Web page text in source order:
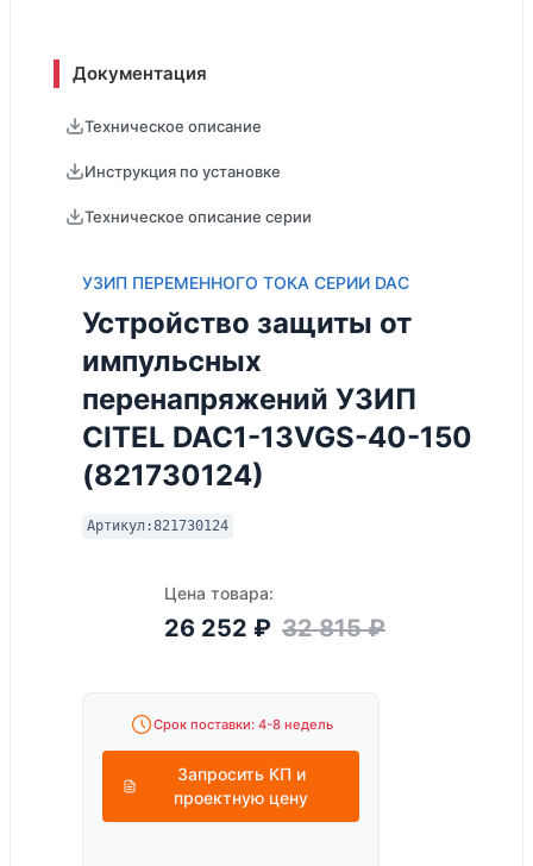
Документация
Техническое описание
Инструкция по установке
Техническое описание серии
УЗИП ПЕРЕМЕННОГО ТОКА СЕРИИ DAC
Устройство защиты от
импульсных
перенапряжений УЗИП
CITEL DAC1-13VGS-40-150
(821730124)
Артикул:821730124
Цена товара:
26 252 ₽ 32 815₽
Срок поставки: 4-8 недель
Запросить КП и
проектную цену